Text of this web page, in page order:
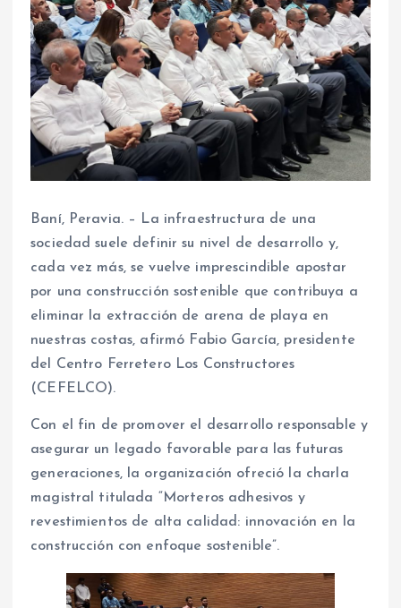
Baní, Peravia. – La infraestructura de una
sociedad suele definir su nivel de desarrollo y,
cada vez más, se vuelve imprescindible apostar
por una construcción sostenible que contribuya a
eliminar la extracción de arena de playa en
nuestras costas, afirmó Fabio García, presidente
del Centro Ferretero Los Constructores
(CEFELCO).
Con el fin de promover el desarrollo responsable y
asegurar un legado favorable para las futuras
generaciones, la organización ofreció la charla
magistral titulada “Morteros adhesivos y
revestimientos de alta calidad: innovación en la
construcción con enfoque sostenible”.